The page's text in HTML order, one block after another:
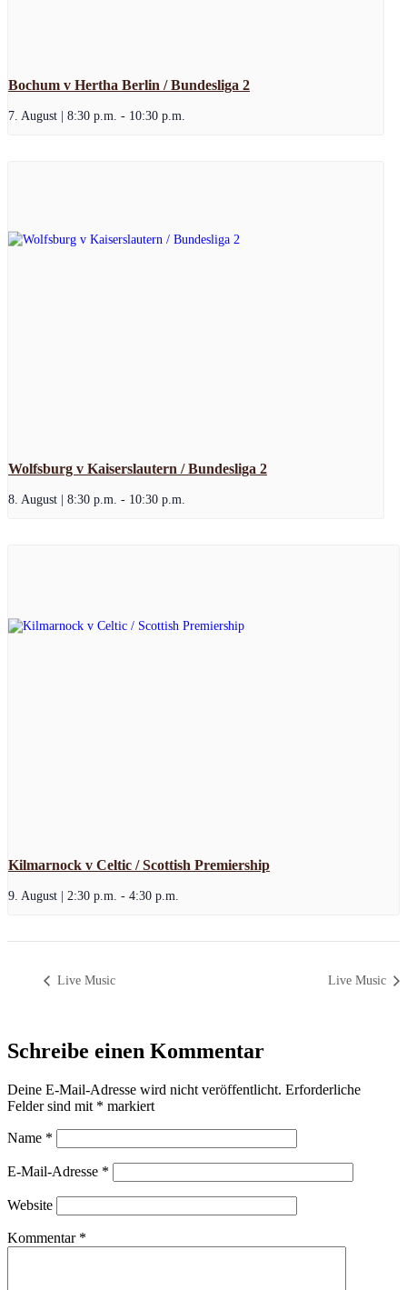
Bochum v Hertha Berlin / Bundesliga 2
7. August | 8:30 p.m. - 10:30 p.m.
Wolfsburg v Kaiserslautern / Bundesliga 2
8. August | 8:30 p.m. - 10:30 p.m.
Kilmarnock v Celtic / Scottish Premiership
9. August | 2:30 p.m. - 4:30 p.m.
Live Music Live Music
Schreibe einen Kommentar
Deine E-Mail-Adresse wird nicht veröffentlicht. Erforderliche
Felder sind mit * markiert
Name *
E-Mail-Adresse *
Website
Kommentar *